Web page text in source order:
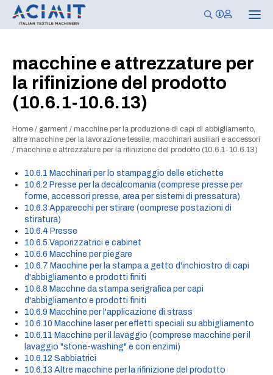
N
a
macchine e attrezzature per
la rifinizione del prodotto
(10.6.1-10.6.13)
Home / garment / macchine per la produzione di capi di abbigliamento,
altre macchine per la lavorazione tessile, macchinari ausiliari e accessori
/ macchine e attrezzature per la rifinizione del prodotto (10.6.1-10.6.13)
10.6.1 Macchinari per lo stampaggio delle etichette
10.6.2 Presse per la decalcomania (comprese presse per
forme, accessori presse, area per sistemi di pressatura)
10.6.3 Apparecchi per stirare (comprese postazioni di
stiratura)
10.6.4 Presse
10.6.5 Vaporizzatrici e cabinet
10.6.6 Macchine per piegare
10.6.7 Macchine per la stampa a getto d'inchiostro di capi
d'abbigliamento e prodotti finiti
10.6.8 Macchne da stampa serigrafica per capi
d'abbigliamento e prodotti finiti
10.6.9 Macchine per l'applicazione di strass
10.6.10 Macchine laser per effetti speciali su abbigliamento
10.6.11 Macchine per il lavaggio (comprese macchine per il
lavaggio "stone-washing" e con enzimi)
10.6.12 Sabbiatrici
10.6.13 Altre macchine per la rifinizione del prodotto